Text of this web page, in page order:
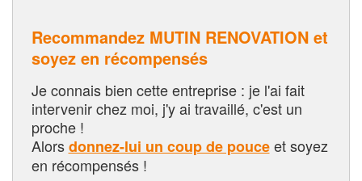
Recommandez MUTIN RENOVATION et
soyez en récompensés
Je connais bien cette entreprise : je l'ai fait
intervenir chez moi, j'y ai travaillé, c'est un
proche !
Alorsdonnez-lui un coup de pouceet soyez
en récompensés !